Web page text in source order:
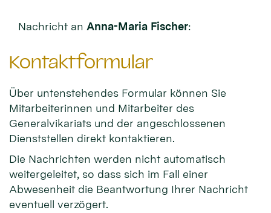
Nachricht an Anna-Maria Fischer:
Kontaktformular
Über untenstehendes Formular können Sie
Mitarbeiterinnen und Mitarbeiter des
Generalvikariats und der angeschlossenen
Dienststellen direkt kontaktieren.
Die Nachrichten werden nicht automatisch
weitergeleitet, so dass sich im Fall einer
Abwesenheit die Beantwortung Ihrer Nachricht
eventuell verzögert.